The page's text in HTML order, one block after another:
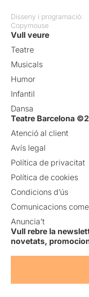
Disseny i programació:
Copymouse
Vull veure
Teatre
Musicals
Humor
Infantil
Dansa
Teatre Barcelona
Atenció al client
Avís legal
Política de privacitat
Política de cookies
Condicions d’ús
Comunicacions
Anuncia’t
Vull rebre la
novetats,